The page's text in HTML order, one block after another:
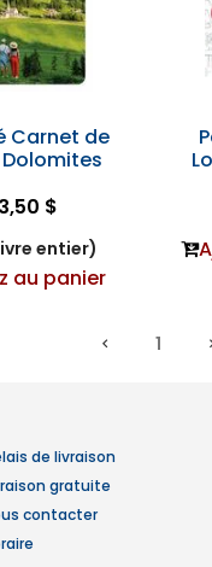
Carnet de
$
entier)
au panier
1
de livraison
gratuite
contacter